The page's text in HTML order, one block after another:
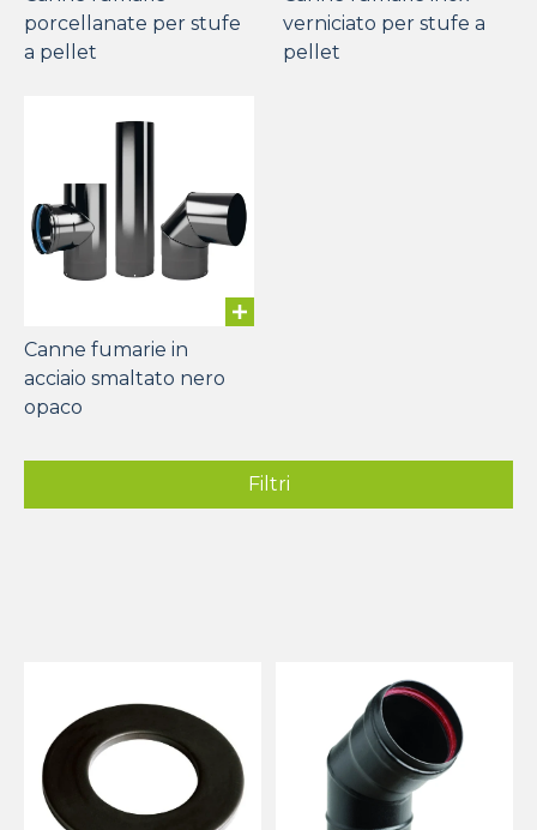
porcellanate per stufe
a pellet
verniciato per stufe a
pellet
Canne fumarie in
acciaio smaltato nero
opaco
Filtri